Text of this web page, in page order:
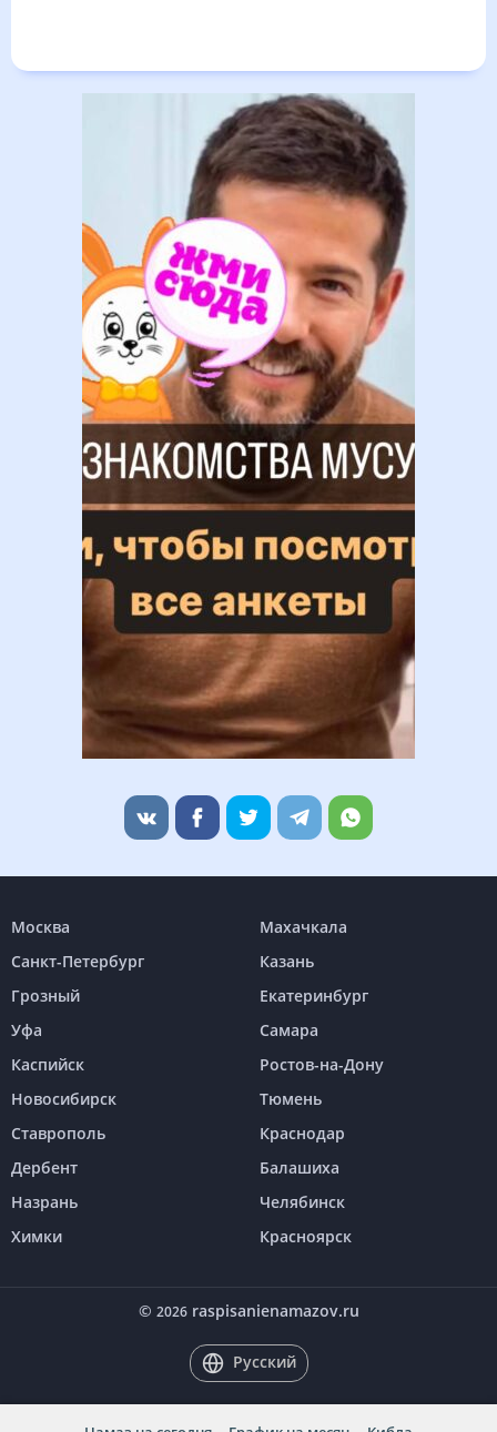
Москва
Махачкала
Санкт-Петербург
Казань
Грозный
Екатеринбург
Уфа
Самара
Каспийск
Ростов-на-Дону
Новосибирск
Тюмень
Ставрополь
Краснодар
Дербент
Балашиха
Назрань
Челябинск
Химки
Красноярск
© 2026 raspisanienamazov.ru
Русский